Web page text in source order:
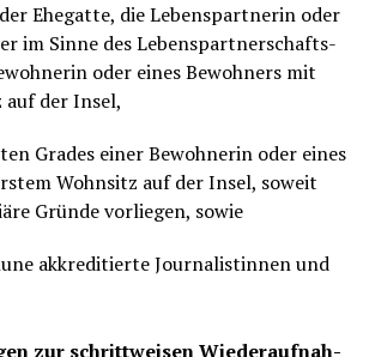
Ehe­gat­te, die Lebens­part­ne­rin oder
im Sin­ne des Lebens­part­ner­schafts­
oder eines Bewoh­ners mit
auf der Insel,
Gra­des einer Bewoh­ne­rin oder eines
Wohn­sitz auf der Insel, soweit
Grün­de vor­lie­gen, sowie
akkre­di­tier­te Jour­na­lis­tin­nen und
zur schritt­wei­sen Wie­der­auf­nah­